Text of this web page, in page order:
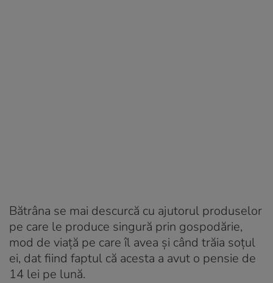
Bătrâna se mai descurcă cu ajutorul produselor
pe care le produce singură prin gospodărie,
mod de viață pe care îl avea și când trăia soțul
ei, dat fiind faptul că acesta a avut o pensie de
14 lei pe lună.